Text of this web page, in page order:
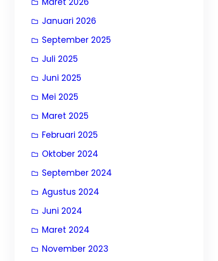
Januari 2026
September 2025
Juli 2025
Juni 2025
Mei 2025
Maret 2025
Februari 2025
Oktober 2024
September 2024
Agustus 2024
Juni 2024
Maret 2024
November 2023